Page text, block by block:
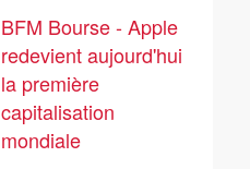
mondiale - 17/07
BFM Bourse - Apple
redevient aujourd'hui
la première
capitalisation
mondiale